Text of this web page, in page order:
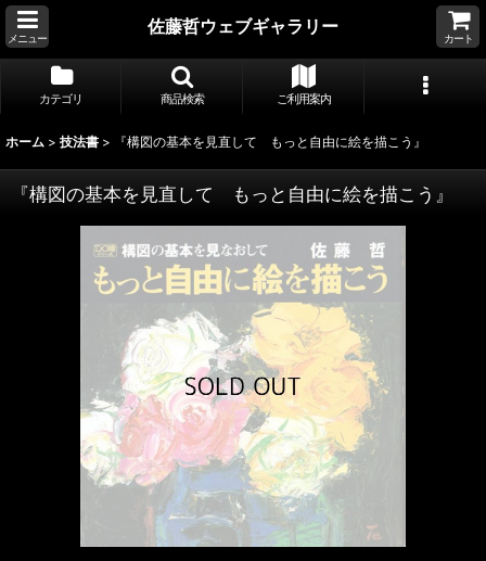
メニュー
佐藤哲ウェブギャラリー
カート
カテゴリ 商品検索 ご利用案内
ホーム > 技法書 > 『構図の基本を見直して もっと自由に絵を描こう』
『構図の基本を見直して もっと自由に絵を描こう』